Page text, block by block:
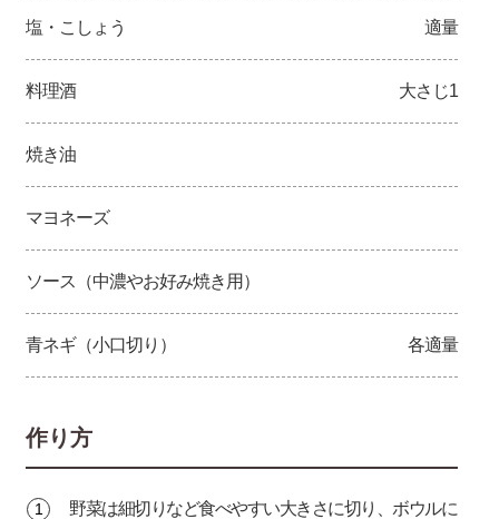
塩・こしょう 適量
料理酒 大さじ1
焼き油
マヨネーズ
ソース（中濃やお好み焼き用）
青ネギ（小口切り） 各適量
作り方
野菜は細切りなど食べやすい大きさに切り、ボウルに